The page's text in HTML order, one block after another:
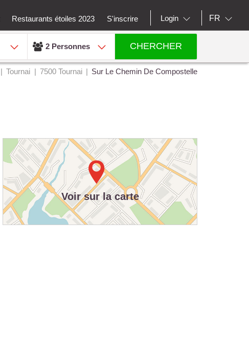
Restaurants étoiles 2023 S'inscrire Login FR
2 Personnes CHERCHER
Tournai 7500 Tournai Sur Le Chemin De Compostelle
Voir sur la carte